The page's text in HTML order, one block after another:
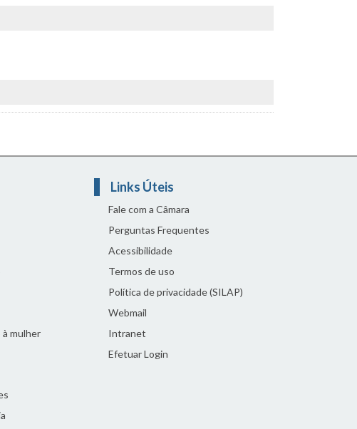
mulher
Links Úteis
Fale com a Câmara
Perguntas Frequentes
Acessibilidade
Termos de uso
Política de privacidade (SILAP)
Webmail
Intranet
Efetuar Login